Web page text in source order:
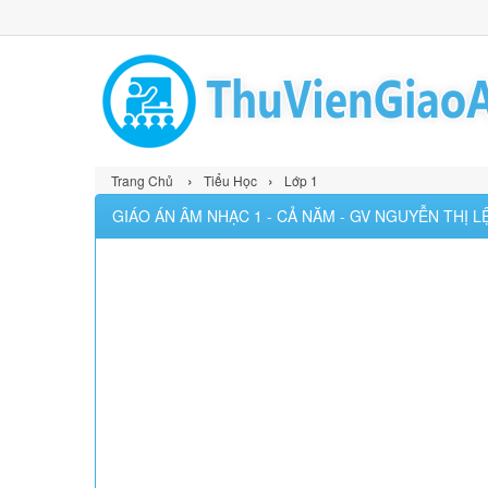
Trang Chủ › Tiểu Học › Lớp 1
GIÁO ÁN ÂM NHẠC 1 - CẢ NĂM - GV NGUYỄN THỊ